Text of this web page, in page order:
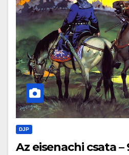
DJP
Az eisenachi csata